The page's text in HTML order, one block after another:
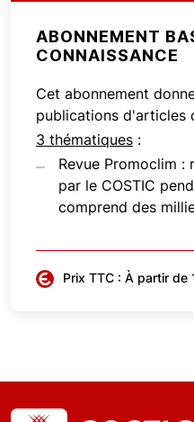
ABONNEMENT
CONNAISSANCE
Cet abonnement
publications d'articles
3 thématiques :
Revue Promoclim :
par le COSTIC
comprend des
Prix TTC : À partir de